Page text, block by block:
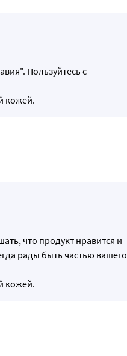
Пользуйтесь с
кожей.
что продукт нравится и
рады быть частью вашего
кожей.